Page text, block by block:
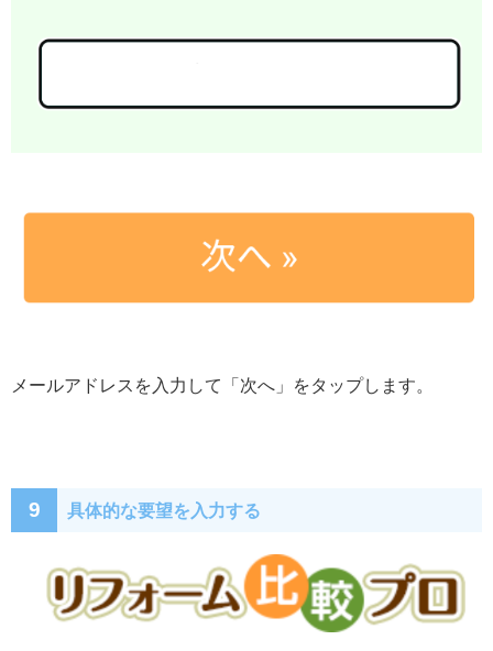
メールアドレスを入力して「次へ」をタップします。
9 具体的な要望を入力する